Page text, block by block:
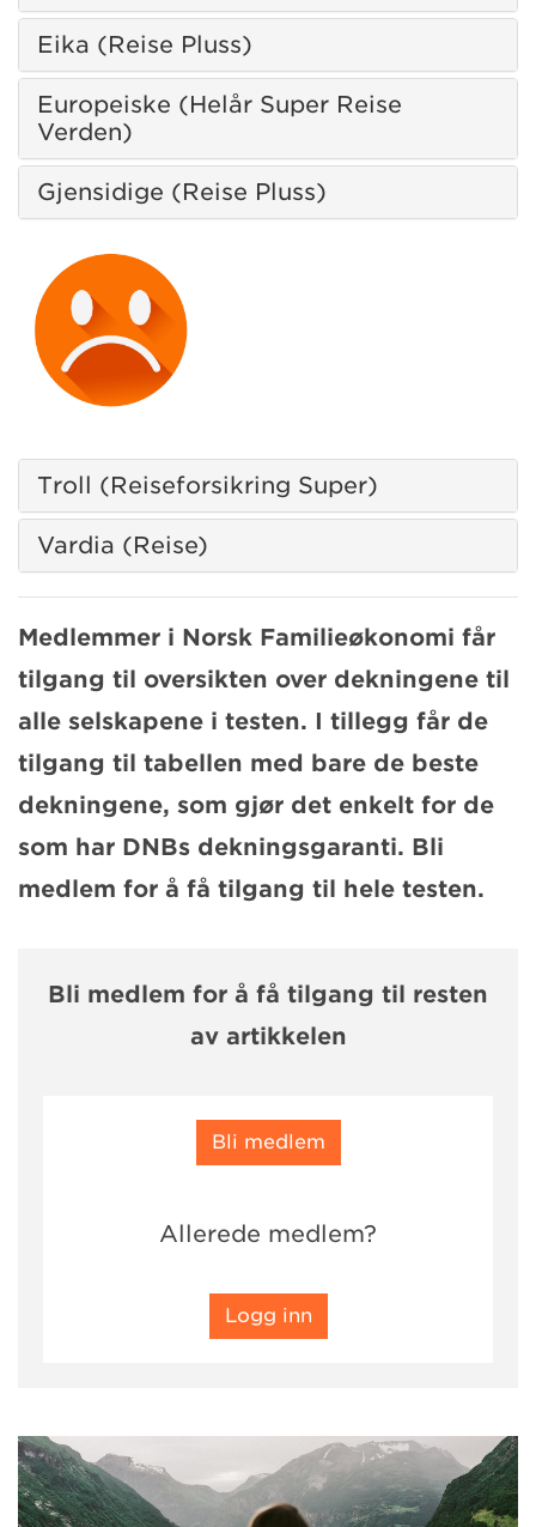
Eika (Reise Pluss)
Europeiske (Helår Super Reise
Verden)
Gjensidige (Reise Pluss)
Troll (Reiseforsikring Super)
Vardia (Reise)
Medlemmer i Norsk Familieøkonomi får
tilgang til oversikten over dekningene til
alle selskapene i testen. I tillegg får de
tilgang til tabellen med bare de beste
dekningene, som gjør det enkelt for de
som har DNBs dekningsgaranti. Bli
medlem for å få tilgang til hele testen.
Bli medlem for å få tilgang til resten
av artikkelen
Bli medlem
Allerede medlem?
Logg inn